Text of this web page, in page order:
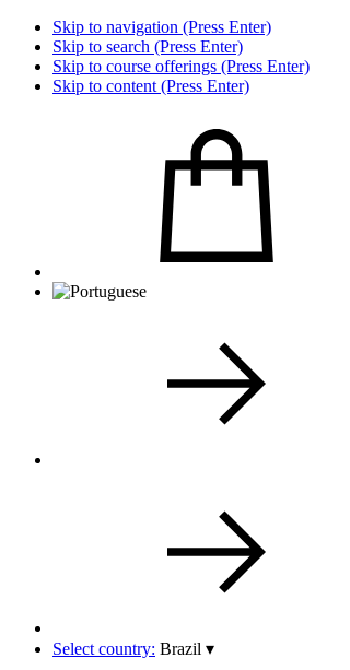
Skip to navigation (Press Enter)
Skip to search (Press Enter)
Skip to course offerings (Press Enter)
Skip to content (Press Enter)
Select country: Brazil ▾